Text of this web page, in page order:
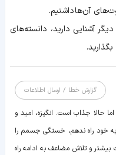
آن‌ها داشتیم.
آشنایی دارید، دانسته‌های
گزارش خطا / ارسال اطلاعات
حالا جذاب است. انگیزه، امید و
خود راه ندهم، خستگی جسمم را
و تلاش مضاعف به ادامه راه